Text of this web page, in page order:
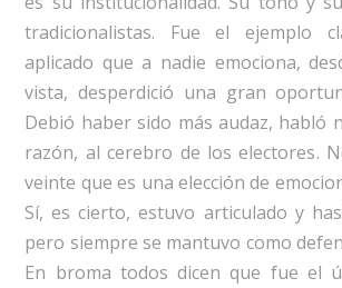
tradicionalistas. Fue el ejemplo
aplicado que a nadie emociona,
vista, desperdició una gran
Debió haber sido más audaz, habló
razón, al cerebro de los electores.
veinte que es una elección de
Sí, es cierto, estuvo articulado y
pero siempre se mantuvo como
En broma todos dicen que fue el